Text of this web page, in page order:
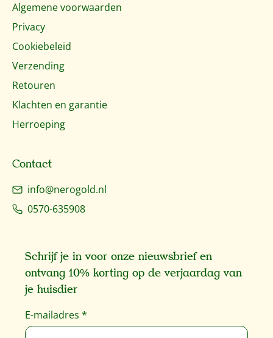
Algemene voorwaarden
Privacy
Cookiebeleid
Verzending
Retouren
Klachten en garantie
Herroeping
Contact
info@nerogold.nl
0570-635908
Schrijf je in voor onze nieuwsbrief en
ontvang 10% korting op de verjaardag van
je huisdier
E-mailadres *